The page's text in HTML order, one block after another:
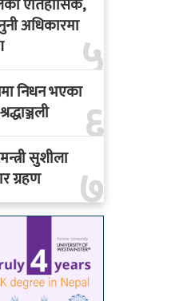
५
ऐतिहासिक,
अधिकारमा
६
निधन भएका
७
सुशीला
ग्रहण